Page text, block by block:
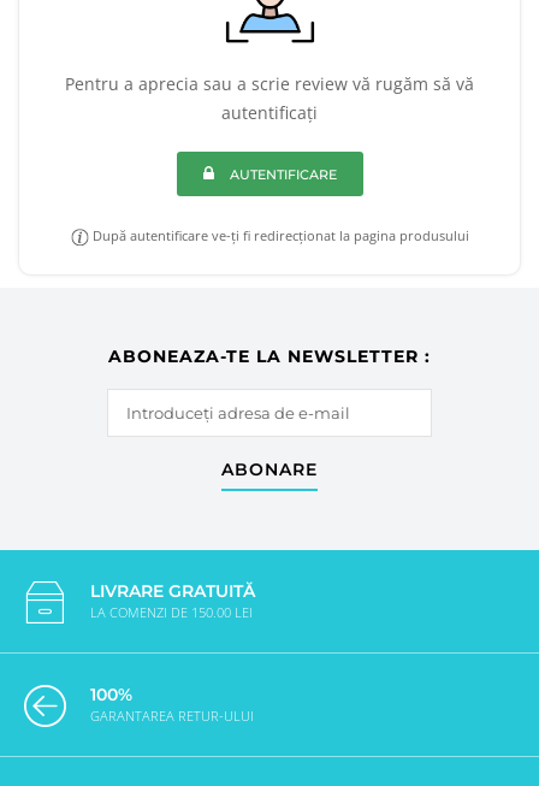
Pentru a aprecia sau a scrie review vă rugăm să vă
autentificați
AUTENTIFICARE
După autentificare ve-ți fi redirecționat la pagina produsului
ABONEAZA-TE LA NEWSLETTER :
ABONARE
LIVRARE GRATUITĂ
LA COMENZI DE 150.00 LEI
100%
GARANTAREA RETUR-ULUI